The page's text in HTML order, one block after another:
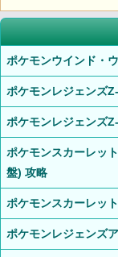
ポケモンウインド・
ポケモンレジェンズ
ポケモンレジェンズ
ポケモンスカーレッ
盤) 攻略
ポケモンスカーレッ
ポケモンレジェンズ